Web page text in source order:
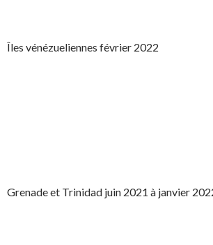
Îles vénézueliennes février 2022
Grenade et Trinidad juin 2021 à janvier